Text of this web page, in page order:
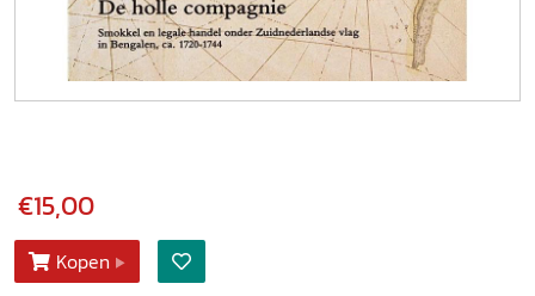
€15,00
Kopen